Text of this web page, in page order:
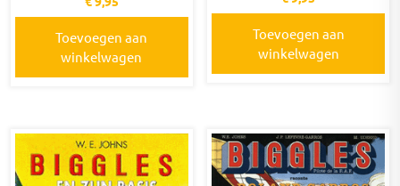
Toevoegen aan
winkelwagen
Toevoegen aan
winkelwagen